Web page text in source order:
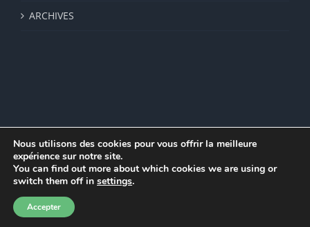
ARCHIVES
© Institut de recherche de la FSU 2023 | Par FSU |Plan du site
Mentions légales|Politique de confidentialité
Nous utilisons des cookies pour vous offrir la meilleure
expérience sur notre site.
You can find out more about which cookies we are using or
switch them off in settings.
Accepter